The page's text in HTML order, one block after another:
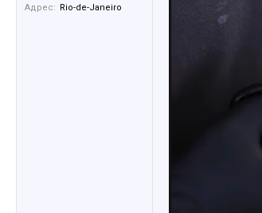
Адрес:
Rio-de-Janeiro